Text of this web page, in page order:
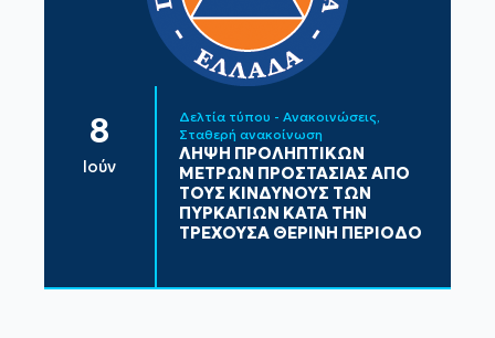
8
Ιούν
Δελτία τύπου - Ανακοινώσεις
Σταθερή ανακοίνωση
ΛΗΨΗ ΠΡΟΛΗΠΤΙΚΩΝ
ΜΕΤΡΩΝ ΠΡΟΣΤΑΣΙΑΣ ΑΠΟ
ΤΟΥΣ ΚΙΝΔΥΝΟΥΣ ΤΩΝ
ΠΥΡΚΑΓΙΩΝ ΚΑΤΑ ΤΗΝ
ΤΡΕΧΟΥΣΑ ΘΕΡΙΝΗ ΠΕΡΙΟΔΟ